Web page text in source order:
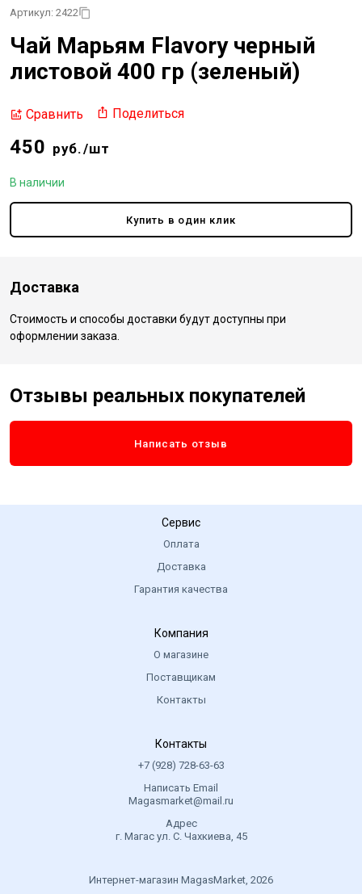
Артикул: 2422
Чай Марьям Flavory черный
листовой 400 гр (зеленый)
Сравнить Поделиться
450 руб./шт
В наличии
Купить в один клик
Доставка
Стоимость и способы доставки будут доступны при
оформлении заказа.
Отзывы реальных покупателей
Написать отзыв
Сервис
Оплата
Доставка
Гарантия качества
Компания
О магазине
Поставщикам
Контакты
Контакты
+7 (928) 728-63-63
Написать Email
Magasmarket@mail.ru
Адрес
г. Магас ул. С. Чахкиева, 45
Интернет-магазин MagasMarket, 2026